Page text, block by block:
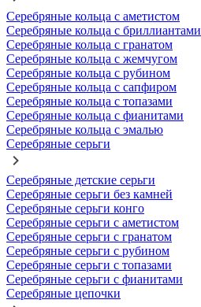
Серебряные кольца с аметистом
Серебряные кольца с бриллиантами
Серебряные кольца с гранатом
Серебряные кольца с жемчугом
Серебряные кольца с рубином
Серебряные кольца с сапфиром
Серебряные кольца с топазами
Серебряные кольца с фианитами
Серебряные кольца с эмалью
Серебряные серьги
Серебряные детские серьги
Серебряные серьги без камней
Серебряные серьги конго
Серебряные серьги с аметистом
Серебряные серьги с гранатом
Серебряные серьги с рубином
Серебряные серьги с топазами
Серебряные серьги с фианитами
Серебряные цепочки